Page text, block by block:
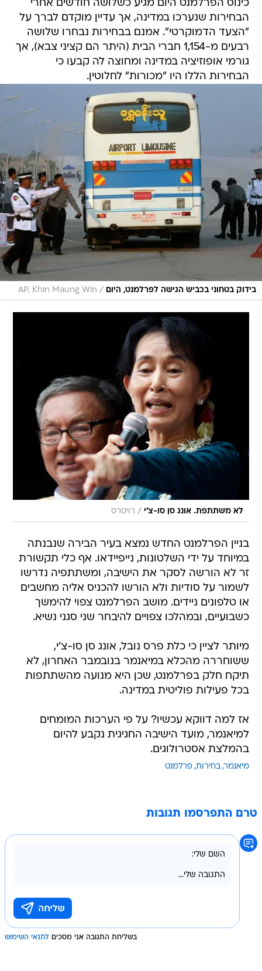
כינוס הפרלמנט היום מגיע כשלושה חודשים אחרי
הבחירות שנערכו במדינה, אך עדיין מוקדם לברך על
"הצעד הדמוקרטי". אמנם בבחירות נבחרו שלושה
רבעים מ-1,154 חברי הבית (היתר הם קציני צבא), אך
גורמי אופוזיציה במדינה ומחוצה לה קבעו כי
הבחירות הללו היו "מכורות" לחלוטין.
בידוק בטחוני בכביש הגישה לפרלמנט, היום /
AP, Khin Maung Win
לא משתתפת. אונג סן סו-צ'י / רויטרס
בניין הפרלמנט החדש נמצא בעיר הבירה שנבנתה
במיוחד על ידי השלטונות, נייפיידאו. אף כלי תקשורת
זר לא הורשה לסקר את הישיבה, ומשתתפיה נדרשו
לשמור על סודיות ולא הורשו להכניס אליה מחשבים
או טלפונים ניידים. מושב הפרלמנט צפוי להימשך
כשבועיים, ובמהלכו צפויים להיבחר שני סגני נשיא.
מיותר לציין כי כלת פרס נובל, אונג סן סו-צ'י,
ששוחררה מהכלא במיאנמר בנובמבר האחרון, לא
תיקח חלק בפרלמנט, שכן היא מנועה מהשתתפות
בכל פעילות פוליטית במדינה.
אז למה דווקא עכשיו? על פי הערכות המומחים
למיאנמר, מועד הישיבה החגיגית נקבע להיום
בהמלצת אסטרולוגים.
מיאנמר בחירות פרלמנט
טרם התפרסמו תגובות
בשליחת התגובה אני מסכים לתנאי השימוש